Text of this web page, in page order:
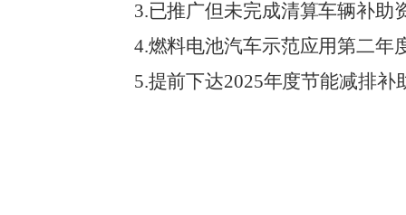
3.已推广但未完成清算车辆补助
4.燃料电池汽车示范应用第二年
5.提前下达2025年度节能减排补